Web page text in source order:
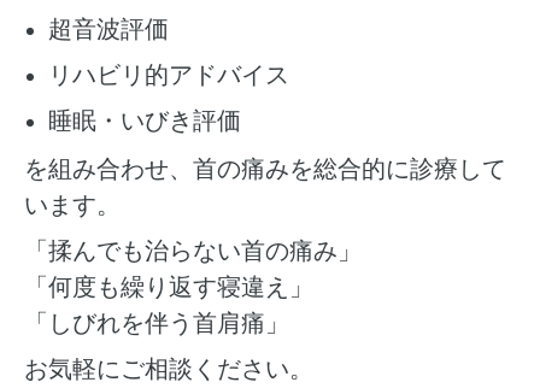
超音波評価
リハビリ的アドバイス
睡眠・いびき評価
を組み合わせ、首の痛みを総合的に診療して
います。
「揉んでも治らない首の痛み」
「何度も繰り返す寝違え」
「しびれを伴う首肩痛」
お気軽にご相談ください。